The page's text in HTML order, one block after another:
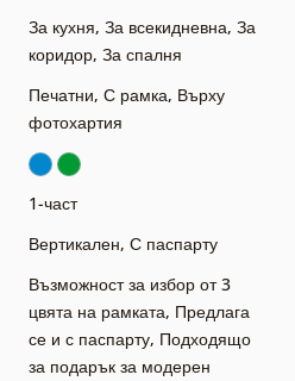
За кухня, За всекидневна, За
коридор, За спалня
Печатни, С рамка, Върху
фотохартия
1-част
Вертикален, С паспарту
Възможност за избор от 3
цвята на рамката, Предлага
се и с паспарту, Подходящо
за подарък за модерен